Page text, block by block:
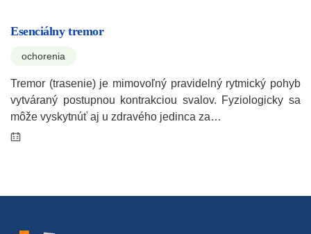
Esenciálny tremor
ochorenia
Tremor (trasenie) je mimovoľný pravidelný rytmický pohyb
vytváraný postupnou kontrakciou svalov. Fyziologicky sa
môže vyskytnúť aj u zdravého jedinca za…